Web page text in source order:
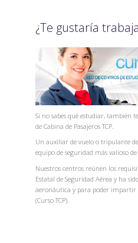
¿Te gustaría
Si no sabes qué estudiar, también
de Cabina de Pasajeros TCP.
Un auxiliar de vuelo o tripulante de
equipo de seguridad más valioso
Nuestros centros reúnen los
Estatal de Seguridad Aérea y ha
aeronáutica y para poder impartir
(Curso TCP).